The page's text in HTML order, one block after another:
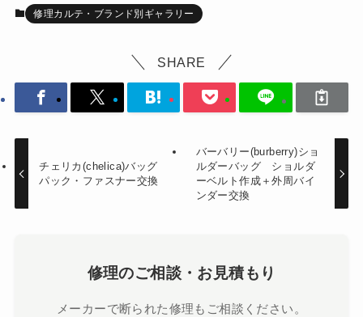
修理カルテ・ブランド別ギャラリー
SHARE
チェリカ(chelica)バッグ
パック・ファスナー交換
バーバリー(burberry)ショ
ルダーバッグ ショルダ
ーベルト作成＋外周バイ
ンダー交換
修理のご相談・お見積もり
メーカーで断られた修理もご相談ください。